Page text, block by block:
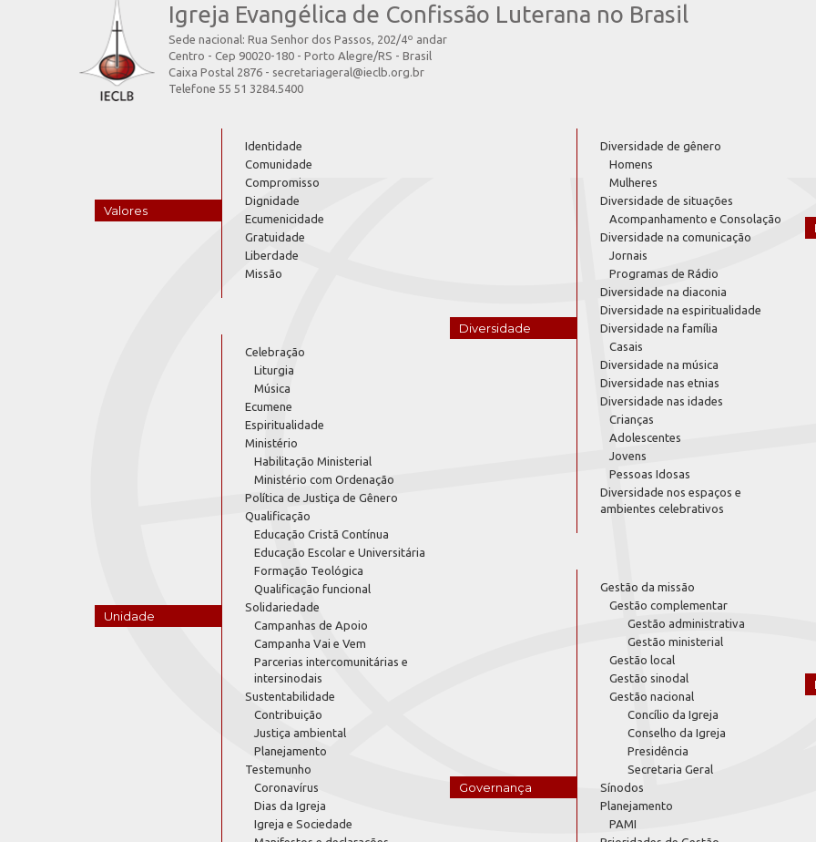
Igreja Evangélica de Confissão Luterana no Brasil
Sede nacional: Rua Senhor dos Passos, 202/4º andar
Centro - Cep 90020-180 - Porto Alegre/RS - Brasil
Caixa Postal 2876 - secretariageral@ieclb.org.br
Telefone 55 51 3284.5400
Valores
Identidade
Comunidade
Compromisso
Dignidade
Ecumenicidade
Gratuidade
Liberdade
Missão
Unidade
Celebração
Liturgia
Música
Ecumene
Espiritualidade
Ministério
Habilitação Ministerial
Ministério com Ordenação
Política de Justiça de Gênero
Qualificação
Educação Cristã Contínua
Educação Escolar e Universitária
Formação Teológica
Qualificação funcional
Solidariedade
Campanhas de Apoio
Campanha Vai e Vem
Parcerias intercomunitárias e
intersinodais
Sustentabilidade
Contribuição
Justiça ambiental
Planejamento
Testemunho
Coronavírus
Dias da Igreja
Igreja e Sociedade
Diversidade
Diversidade de gênero
Homens
Mulheres
Diversidade de situações
Acompanhamento e Consolação
Diversidade na comunicação
Jornais
Programas de Rádio
Diversidade na diaconia
Diversidade na espiritualidade
Diversidade na família
Casais
Diversidade na música
Diversidade nas etnias
Diversidade nas idades
Crianças
Adolescentes
Jovens
Pessoas Idosas
Diversidade nos espaços e
ambientes celebrativos
Governança
Gestão da missão
Gestão complementar
Gestão administrativa
Gestão ministerial
Gestão local
Gestão sinodal
Gestão nacional
Concílio da Igreja
Conselho da Igreja
Presidência
Secretaria Geral
Sínodos
Planejamento
PAMI